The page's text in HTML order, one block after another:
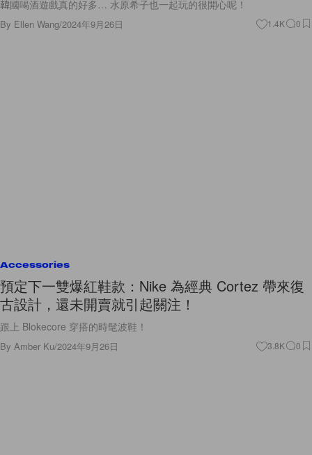
韓國喝酒遊戲真的好多… 水原希子也一起玩的很開心呢！
By Ellen Wang/2024年9月26日 1.4K 0
Accessories
預定下一雙爆紅鞋款：Nike 為經典 Cortez 帶來復
古設計，還未開賣就引起關注！
跟上 Blokecore 穿搭的時髦波鞋！
By Amber Ku/2024年9月26日 3.8K 0